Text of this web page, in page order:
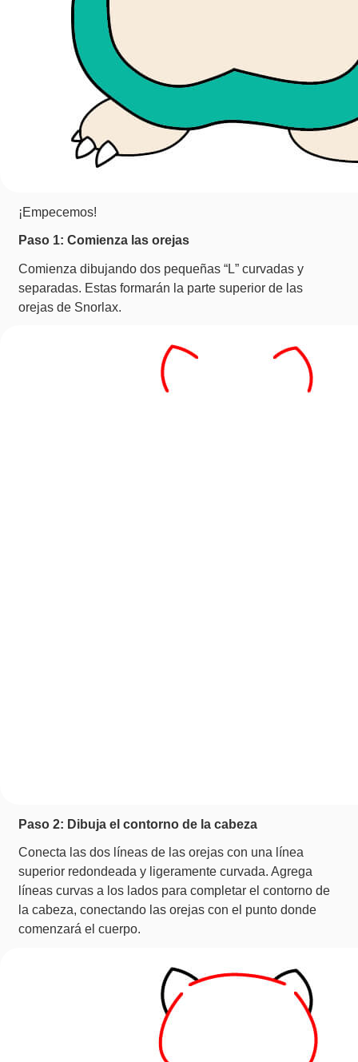
¡Empecemos!
Paso 1: Comienza las orejas
Comienza dibujando dos pequeñas “L” curvadas y
separadas. Estas formarán la parte superior de las
orejas de Snorlax.
Paso 2: Dibuja el contorno de la cabeza
Conecta las dos líneas de las orejas con una línea
superior redondeada y ligeramente curvada. Agrega
líneas curvas a los lados para completar el contorno de
la cabeza, conectando las orejas con el punto donde
comenzará el cuerpo.